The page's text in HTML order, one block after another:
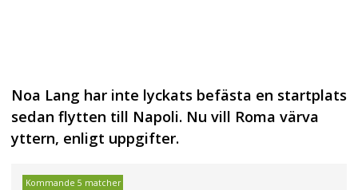
Noa Lang har inte lyckats befästa en startplats
sedan flytten till Napoli. Nu vill Roma värva
yttern, enligt uppgifter.
Kommande 5 matcher